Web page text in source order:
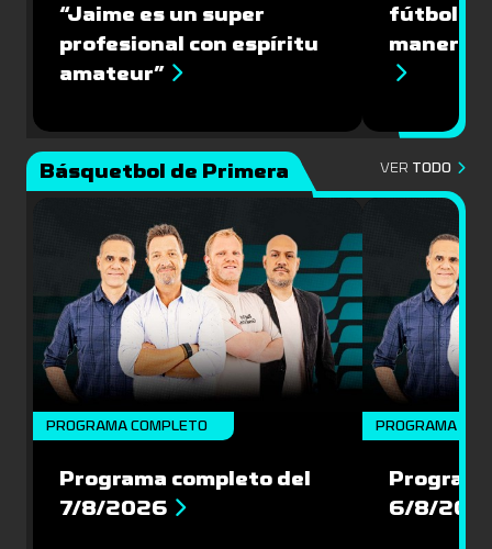
“Jaime es un super
profesional con espíritu
amateur”
fútbol
manera
Básquetbol de Primera VER TODO
PROGRAMA COMPLETO
Programa completo del
7/8/2026
PROGRAMA
6/8/